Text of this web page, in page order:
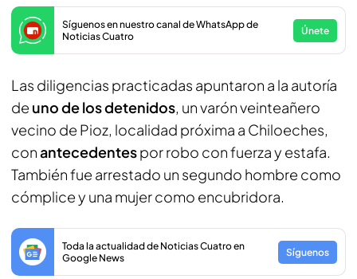
Síguenos en nuestro canal de WhatsApp de
Noticias Cuatro
Únete
Las diligencias practicadas apuntaron a la autoría
de uno de los detenidos, un varón veinteañero
vecino de Pioz, localidad próxima a Chiloeches,
conantecedentespor robo con fuerza y estafa.
También fue arrestado un segundo hombre como
cómplice y una mujer como encubridora.
Toda la actualidad de Noticias Cuatro en
Google News
Síguenos